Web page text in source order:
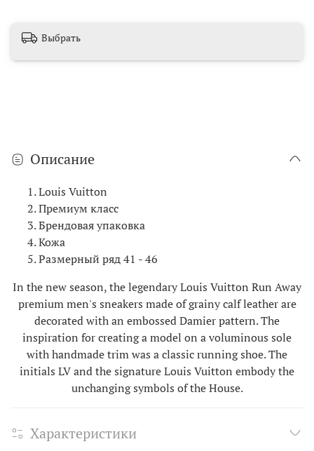
Выбрать
Описание
Louis Vuitton
Премиум класс
Брендовая упаковка
Кожа
Размерный ряд 41 - 46
In the new season, the legendary Louis Vuitton Run Away
premium men's sneakers made of grainy calf leather are
decorated with an embossed Damier pattern. The
inspiration for creating a model on a voluminous sole
with handmade trim was a classic running shoe. The
initials LV and the signature Louis Vuitton embody the
unchanging symbols of the House.
Характеристики